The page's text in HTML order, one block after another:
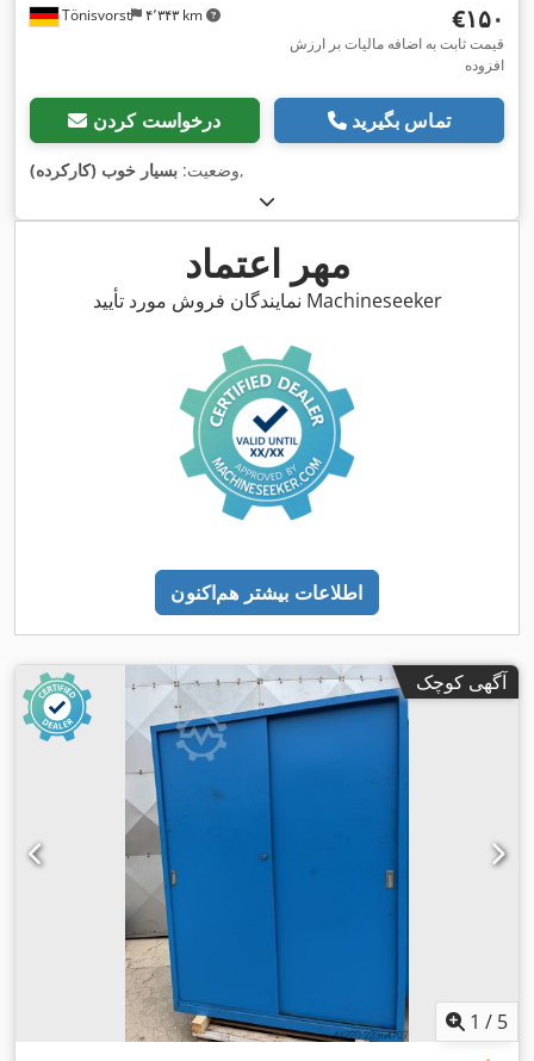
Tönisvorst ۴٬۳۴۳ km ‎€۱۵۰
قیمت ثابت به اضافه مالیات بر ارزش
افزوده
درخواست کردن تماس بگیرید
وضعیت: بسیار خوب (کارکرده) ,
مهر اعتماد
نمایندگان فروش مورد تأیید Machineseeker
اطلاعات بیشتر هم‌اکنون
آگهی کوچک
1 / 5